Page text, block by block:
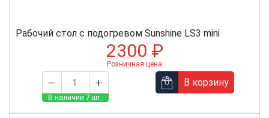
Рабочий стол с подогревом Sunshine LS3 mini
2300 ₽
Розничная цена
В наличии 7 шт.
В корзину